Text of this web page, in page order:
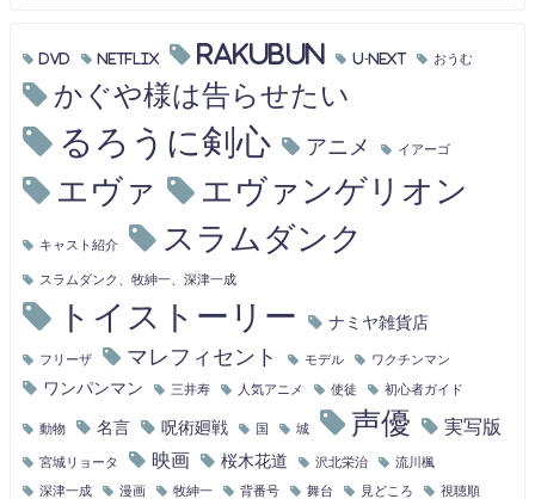
DVD Netflix RAKUBUN U-NEXT おうむ
かぐや様は告らせたい
るろうに剣心 アニメ イアーゴ
エヴァ エヴァンゲリオン
キャスト紹介 スラムダンク
スラムダンク、牧紳一、深津一成
トイストーリー ナミヤ雑貨店
フリーザ マレフィセント モデル ワクチンマン
ワンパンマン 三井寿 人気アニメ 使徒 初心者ガイド
動物 名言 呪術廻戦 国 城 声優 実写版
宮城リョータ 映画 桜木花道 沢北栄治 流川楓
深津一成 漫画 牧紳一 背番号 舞台 見どころ 視聴順